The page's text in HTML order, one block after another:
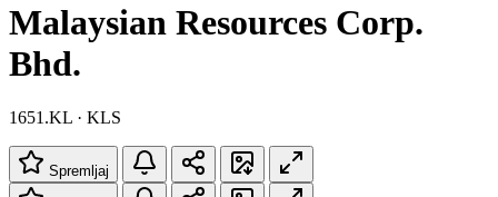
Malaysian Resources Corp.
Bhd.
1651.KL · KLS
Spremljaj